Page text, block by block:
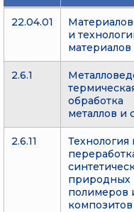
22.04.01
и
материалов
2.6.1
обработка
металлов и
2.6.11
Технология
природных
полимеров
композитов